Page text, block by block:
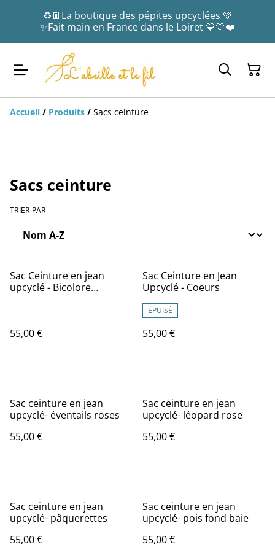
♻️👖La boutique des pépites upcyclées 💚
✨Fait main en France dans le Loiret 💙🤍❤️
Accueil / Produits / Sacs ceinture
Sacs ceinture
TRIER PAR
Sac Ceinture en jean
upcyclé - Bicolore
55,00 €
Sac Ceinture en Jean
Upcyclé - Coeurs
ÉPUISÉ
55,00 €
Sac ceinture en jean
upcyclé- éventails roses
55,00 €
Sac ceinture en jean
upcyclé- léopard rose
55,00 €
Sac ceinture en jean
upcyclé- pâquerettes
55,00 €
Sac ceinture en jean
upcyclé- pois fond baie
55,00 €